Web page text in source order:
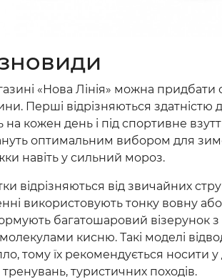
«Нова Лінія» можна придбати
Перші відрізняються здатністю
на кожен день і під спортивне
оптимальним вибором для
навіть у сильний мороз.
відрізняються від звичайних
використовують тонку вовну
багатошаровий візерунок
кисню. Такі моделі
тому їх рекомендується носити у
тренувань, туристичних походів.